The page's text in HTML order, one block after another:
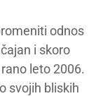
odnos
i skoro
leto 2006.
svojih bliskih